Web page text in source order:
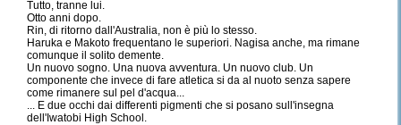
Tutto, tranne lui.
Otto anni dopo.
Rin, di ritorno dall'Australia, non è più lo stesso.
Haruka e Makoto frequentano le superiori. Nagisa anche, ma rimane
comunque il solito demente.
Un nuovo sogno. Una nuova avventura. Un nuovo club. Un
componente che invece di fare atletica si da al nuoto senza sapere
come rimanere sul pel d'acqua...
... E due occhi dai differenti pigmenti che si posano sull'insegna
dell'Iwatobi High School.